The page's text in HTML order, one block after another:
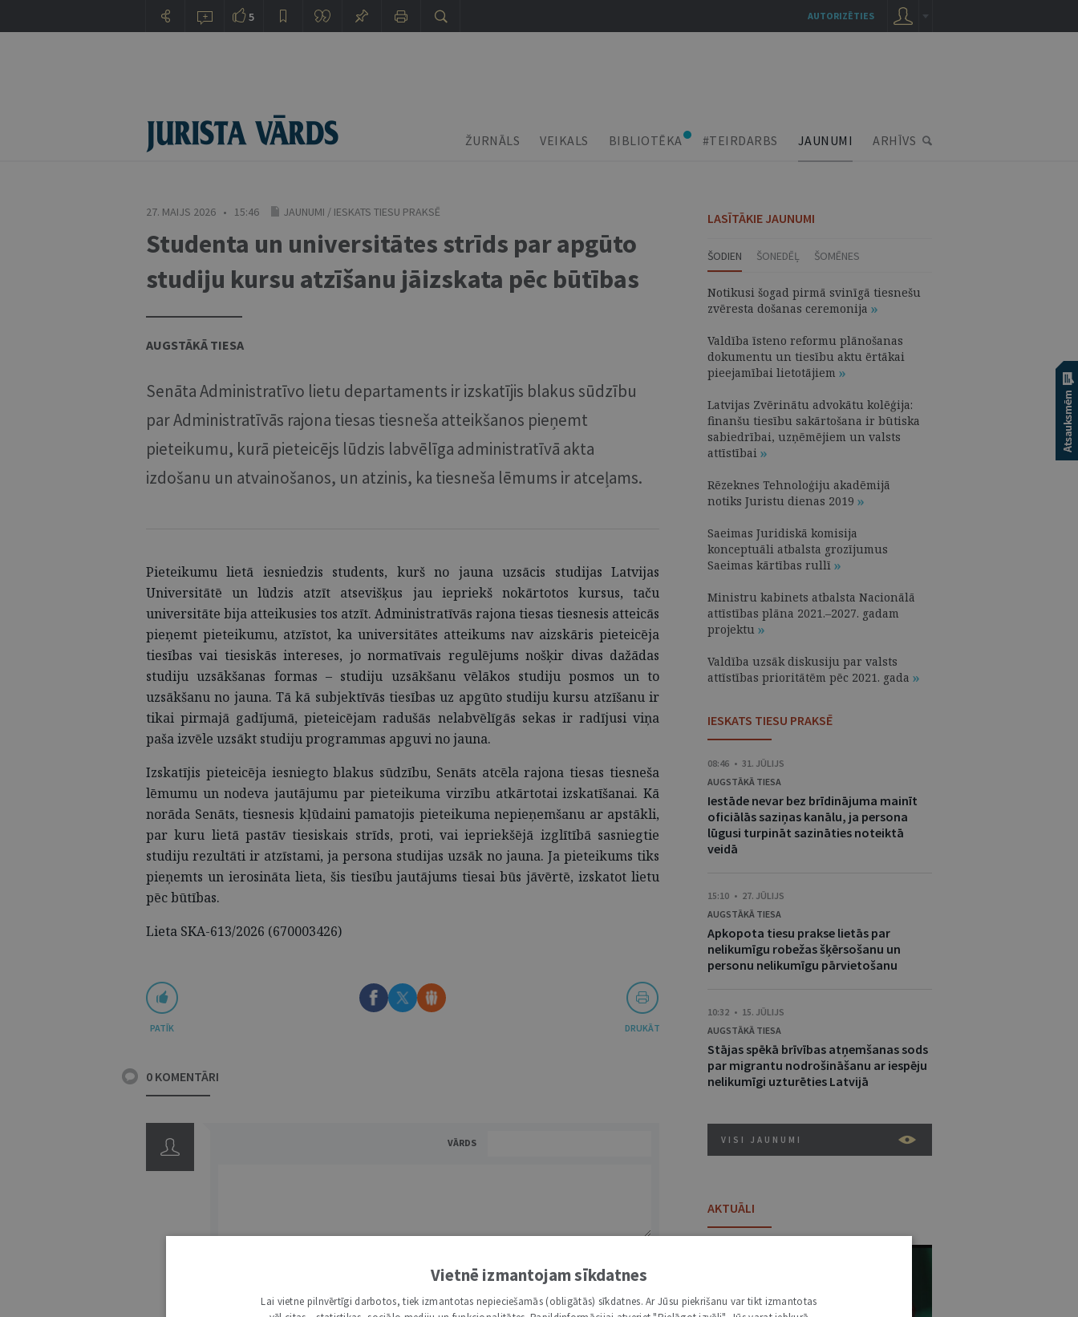
ŽURNĀLS VEIKALS BIBLIOTĒKA #TEIRDARBS JAUNUMI ARHĪVS
27. MAIJS 2026 • 15:46 JAUNUMI / IESKATS TIESU PRAKSĒ
Studenta un universitātes strīds par apgūto
studiju kursu atzīšanu jāizskata pēc būtības
AUGSTĀKĀ TIESA
Senāta Administratīvo lietu departaments ir izskatījis blakus sūdzību
par Administratīvās rajona tiesas tiesneša atteikšanos pieņemt
pieteikumu, kurā pieteicējs lūdzis labvēlīga administratīvā akta
izdošanu un atvainošanos, un atzinis, ka tiesneša lēmums ir atceļams.
Pieteikumu lietā iesniedzis students, kurš no jauna uzsācis studijas Latvijas
Universitātē un lūdzis atzīt atsevišķus jau iepriekš nokārtotos kursus, taču
universitāte bija atteikusies tos atzīt. Administratīvās rajona tiesas tiesnesis atteicās
pieņemt pieteikumu, atzīstot, ka universitātes atteikums nav aizskāris pieteicēja
tiesības vai tiesiskās intereses, jo normatīvais regulējums nošķir divas dažādas
studiju uzsākšanas formas – studiju uzsākšanu vēlākos studiju posmos un to
uzsākšanu no jauna. Tā kā subjektīvās tiesības uz apgūto studiju kursu atzīšanu ir
tikai pirmajā gadījumā, pieteicējam radušās nelabvēlīgās sekas ir radījusi viņa
paša izvēle uzsākt studiju programmas apguvi no jauna.
Izskatījis pieteicēja iesniegto blakus sūdzību, Senāts atcēla rajona tiesas tiesneša
lēmumu un nodeva jautājumu par pieteikuma virzību atkārtotai izskatīšanai. Kā
norāda Senāts, tiesnesis kļūdaini pamatojis pieteikuma nepieņemšanu ar apstākli,
par kuru lietā pastāv tiesiskais strīds, proti, vai iepriekšējā izglītībā sasniegtie
studiju rezultāti ir atzīstami, ja persona studijas uzsāk no jauna. Ja pieteikums tiks
pieņemts un ierosināta lieta, šis tiesību jautājums tiesai būs jāvērtē, izskatot lietu
pēc būtības.
Lieta SKA-613/2026 (670003426)
PATĪK DRUKĀT
0 KOMENTĀRI
VĀRDS
IENĀKT: PIEVIENOT
LASĪTĀKIE JAUNUMI
ŠODIEN ŠONEDĒĻ ŠOMĒNES
Notikusi šogad pirmā svinīgā tiesnešu
zvēresta došanas ceremonija
Valdība īsteno reformu plānošanas
dokumentu un tiesību aktu ērtākai
pieejamībai lietotājiem
Latvijas Zvērinātu advokātu kolēģija:
finanšu tiesību sakārtošana ir būtiska
sabiedrībai, uzņēmējiem un valsts
attīstībai
Rēzeknes Tehnoloģiju akadēmijā
notiks Juristu dienas 2019
Saeimas Juridiskā komisija
konceptuāli atbalsta grozījumus
Saeimas kārtības rullī
Ministru kabinets atbalsta Nacionālā
attīstības plāna 2021.–2027. gadam
projektu
Valdība uzsāk diskusiju par valsts
attīstības prioritātēm pēc 2021. gada
IESKATS TIESU PRAKSĒ
08:46 • 31. JŪLIJS
AUGSTĀKĀ TIESA
Iestāde nevar bez brīdinājuma mainīt
oficiālās saziņas kanālu, ja persona
lūgusi turpināt sazināties noteiktā
veidā
15:10 • 27. JŪLIJS
AUGSTĀKĀ TIESA
Apkopota tiesu prakse lietās par
nelikumīgu robežas šķērsošanu un
personu nelikumīgu pārvietošanu
10:32 • 15. JŪLIJS
AUGSTĀKĀ TIESA
Stājas spēkā brīvības atņemšanas sods
par migrantu nodrošināšanu ar iespēju
nelikumīgi uzturēties Latvijā
VISI JAUNUMI
AKTUĀLI
5 AUTORIZĒTIES
Vietnē izmantojam sīkdatnes
Lai vietne pilnvērtīgi darbotos, tiek izmantotas nepieciešamās (obligātās) sīkdatnes. Ar Jūsu piekrišanu var tikt izmantotas